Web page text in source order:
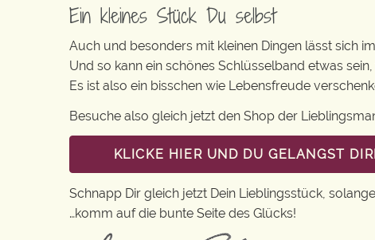
Ein kleines Stück Du selbst
Auch und besonders mit kleinen Dingen lässt sich
Und so kann ein schönes Schlüsselband etwas
Es ist also ein bisschen wie Lebensfreude
Besuche also gleich jetzt den Shop der
KLICKE HIER UND DU GELANGST
Schnapp Dir gleich jetzt Dein Lieblingsstück,
…komm auf die bunte Seite des Glücks!